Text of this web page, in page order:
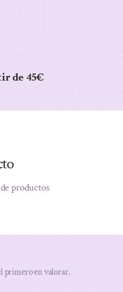
de 45€
productos
primero en valorar.